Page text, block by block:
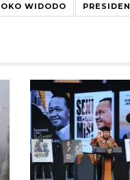
WIDODO PRESIDEN